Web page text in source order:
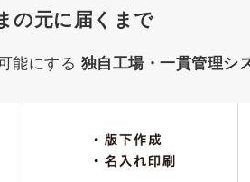
の元に届くまで
能にする 独自工場・一貫管理シ